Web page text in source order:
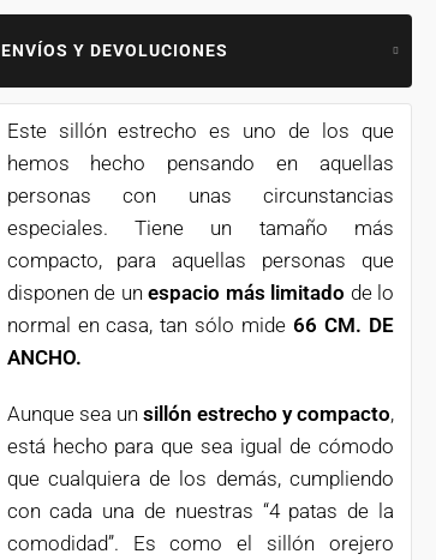
ENVÍOS Y DEVOLUCIONES
Este sillón estrecho es uno de los que
hemos hecho pensando en aquellas
personas con unas circunstancias
especiales. Tiene un tamaño más
compacto, para aquellas personas que
disponen de unespacio más limitado de lo
normal en casa, tan sólo mide66 CM. DE
ANCHO.
Aunque sea un sillón estrecho y compacto,
está hecho para que sea igual de cómodo
que cualquiera de los demás, cumpliendo
con cada una de nuestras “4 patas de la
comodidad”. Es como el sillón orejero